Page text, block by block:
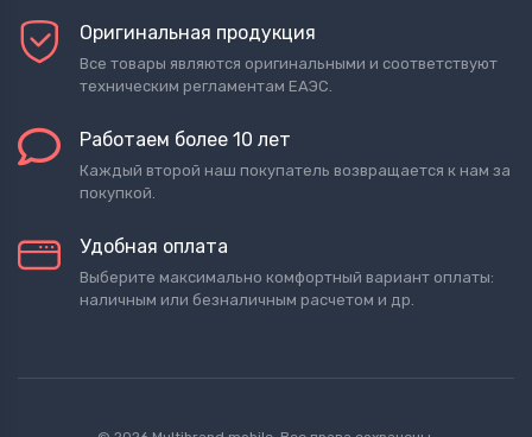
Оригинальная продукция
Все товары являются оригинальными и соответствуют
техническим регламентам ЕАЭС.
Работаем более 10 лет
Каждый второй наш покупатель возвращается к нам за
покупкой.
Удобная оплата
Выберите максимально комфортный вариант оплаты:
наличным или безналичным расчетом и др.